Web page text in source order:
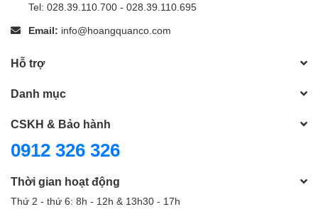
Tel: 028.39.110.700 - 028.39.110.695
Email: info@hoangquanco.com
Hỗ trợ
Danh mục
CSKH & Bảo hành
0912 326 326
Thời gian hoạt động
Thứ 2 - thứ 6: 8h - 12h & 13h30 - 17h